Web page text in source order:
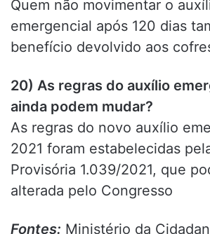
Quem não movimentar o
emergencial após 120 dias
benefício devolvido aos
20) As regras do auxílio
ainda podem mudar?
As regras do novo auxílio
2021 foram estabelecidas
Provisória 1.039/2021, que
alterada pelo Congresso
Fontes: Ministério da